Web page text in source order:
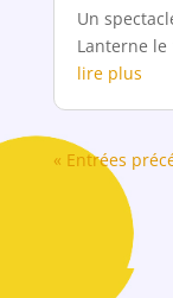
Un
Lanterne
lire plus
« Entrées